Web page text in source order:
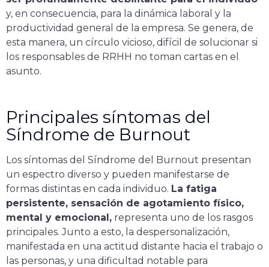
y, en consecuencia, para la dinámica laboral y la
productividad general de la empresa. Se genera, de
esta manera, un círculo vicioso, difícil de solucionar si
los responsables de RRHH no toman cartas en el
asunto.
Principales síntomas del
Síndrome de Burnout
Los síntomas del Síndrome del Burnout presentan
un espectro diverso y pueden manifestarse de
formas distintas en cada individuo. La fatiga
persistente, sensación de agotamiento físico,
mental y emocional, representa uno de los rasgos
principales. Junto a esto, la despersonalización,
manifestada en una actitud distante hacia el trabajo o
las personas, y una dificultad notable para